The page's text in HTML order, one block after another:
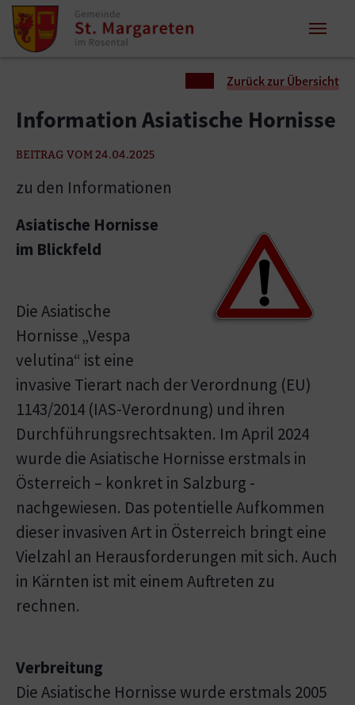
Zum Inhalt springen
Zum Seitenende springen
Zurück zur Übersicht
Information Asiatische Hornisse
BEITRAG VOM 24.04.2025
zu den Informationen
Asiatische Hornisse
im Blickfeld
Die Asiatische
Hornisse „Vespa
velutina“ ist eine
invasive Tierart nach der Verordnung (EU)
1143/2014 (IAS-Verordnung) und ihren
Durchführungsrechtsakten. Im April 2024
wurde die Asiatische Hornisse erstmals in
Österreich – konkret in Salzburg -
nachgewiesen. Das potentielle Aufkommen
dieser invasiven Art in Österreich bringt eine
Vielzahl an Herausforderungen mit sich. Auch
in Kärnten ist mit einem Auftreten zu
rechnen.
Verbreitung
Die Asiatische Hornisse wurde erstmals 2005